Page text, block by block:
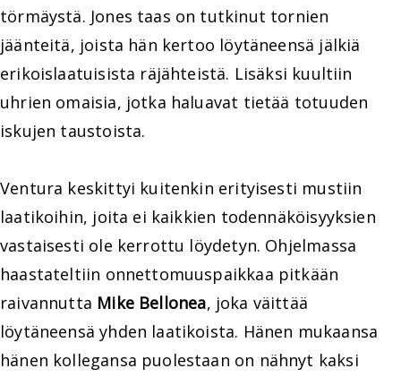
törmäystä. Jones taas on tutkinut tornien
jäänteitä, joista hän kertoo löytäneensä jälkiä
erikoislaatuisista räjähteistä. Lisäksi kuultiin
uhrien omaisia, jotka haluavat tietää totuuden
iskujen taustoista.
Ventura keskittyi kuitenkin erityisesti mustiin
laatikoihin, joita ei kaikkien todennäköisyyksien
vastaisesti ole kerrottu löydetyn. Ohjelmassa
haastateltiin onnettomuuspaikkaa pitkään
raivannutta Mike Bellonea, joka väittää
löytäneensä yhden laatikoista. Hänen mukaansa
hänen kollegansa puolestaan on nähnyt kaksi